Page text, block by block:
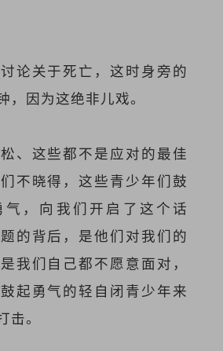
论关于死亡，这时身旁的
，因为这绝非儿戏。
、这些都不是应对的最佳
不晓得，这些青少年们鼓
气，向我们开启了这个话
的背后，是他们对我们的
我们自己都不愿意面对，
起勇气的轻自闭青少年来
。